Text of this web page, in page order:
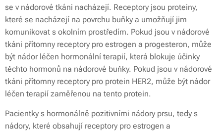
se v nádorové tkáni nacházejí. Receptory jsou proteiny,
které se nacházejí na povrchu buňky a umožňují jim
komunikovat s okolním prostředím. Pokud jsou v nádorové
tkáni přítomny receptory pro estrogen a progesteron, může
být nádor léčen hormonální terapií, která blokuje účinky
těchto hormonů na nádorové buňky. Pokud jsou v nádorové
tkáni přítomny receptory pro protein HER2, může být nádor
léčen terapií zaměřenou na tento protein.
Pacientky s hormonálně pozitivními nádory prsu, tedy s
nádory, které obsahují receptory pro estrogen a